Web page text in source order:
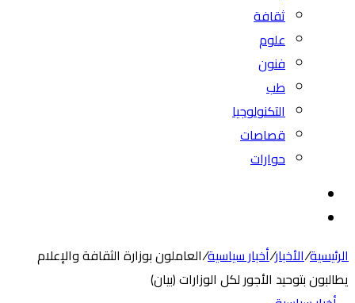
ثقافة
علوم
فنون
طب
التكنولوجيا
قصاصات
حوارات
الرئيسية/الأخبار/أخبار سياسية/العاملون بوزارة الثقافة والإعلام
يطالبون بتوحيد الأجور لكل الوزارات (بيان)